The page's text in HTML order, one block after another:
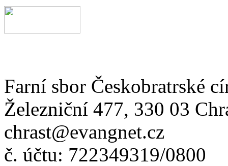
Farní sbor Českobratrské
Železniční 477, 330 03
chrast@evangnet.cz
č. účtu: 722349319/0800